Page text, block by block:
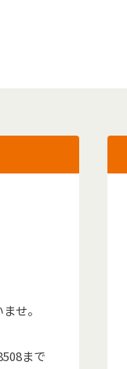
せ。
まで